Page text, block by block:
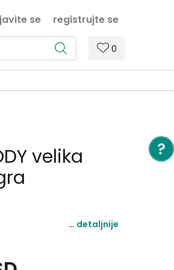
se registrujte se
0
velika
detaljnije